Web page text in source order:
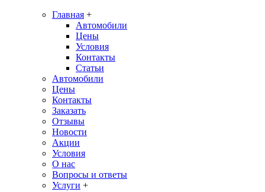
Главная +
Автомобили
Цены
Условия
Контакты
Статьи
Автомобили
Цены
Контакты
Заказать
Отзывы
Новости
Акции
Условия
О нас
Вопросы и ответы
Услуги +